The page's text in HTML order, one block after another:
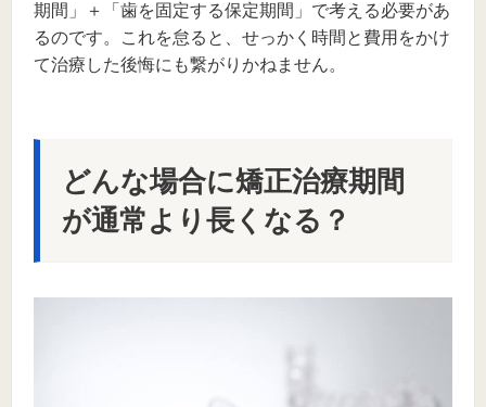
期間」＋「歯を固定する保定期間」で考える必要があ
るのです。これを怠ると、せっかく時間と費用をかけ
て治療した後悔にも繋がりかねません。
どんな場合に矯正治療期間
が通常より長くなる？